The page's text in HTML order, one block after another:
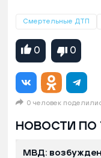
Смертельные ДТП
0 0
0 человек
НОВОСТИ ПО
МВД: